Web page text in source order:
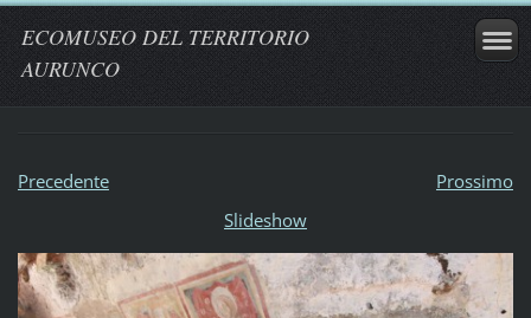
ECOMUSEO DEL TERRITORIO
AURUNCO
Precedente
Prossimo
Slideshow